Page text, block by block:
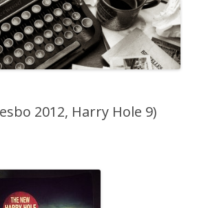
2012, Harry Hole 9)